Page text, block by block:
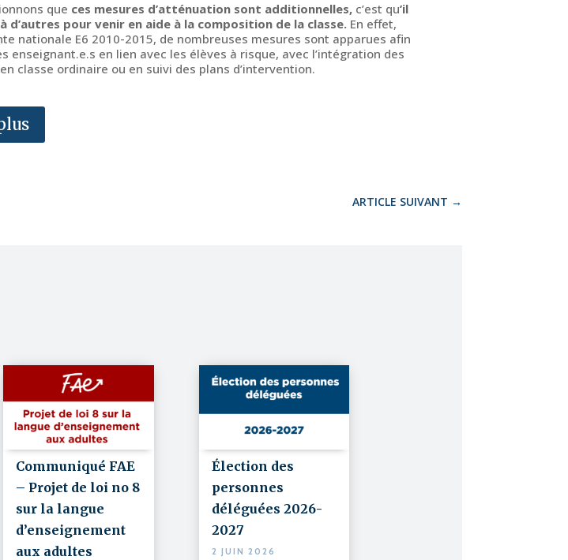
que ces mesures d’atténuation sont additionnelles, c’est qu’il
d’autres pour venir en aide à la composition de la classe. En effet,
nationale E6 2010-2015, de nombreuses mesures sont apparues afin
enseignant.e.s en lien avec les élèves à risque, avec l’intégration des
classe ordinaire ou en suivi des plans d’intervention.
ARTICLE SUIVANT →
Communiqué FAE
– Projet de loi no 8
sur la langue
d’enseignement
aux adultes
Élection des
personnes
déléguées 2026-
2027
2 JUIN 2026